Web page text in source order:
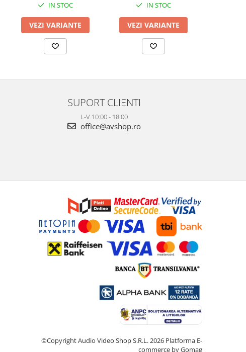
IN STOC
VEZI VARIANTE
IN STOC
VEZI VARIANTE
SUPORT CLIENTI
L-V 10:00 - 18:00
office@avshop.ro
©Copyright Audio Video Shop S.R.L. 2026 Platforma E-
commerce by Gomag